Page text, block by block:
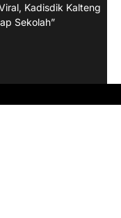
Kadisdik Kalteng
Sekolah”